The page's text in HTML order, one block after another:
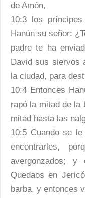
de Amón,
10:3 los
Hanún su señor:
padre te ha
David sus siervos
la ciudad, para
10:4 Entonces
rapó la mitad de
mitad hasta las
10:5 Cuando se
encontrarles,
avergonzados;
Quedaos en
barba, y entonces